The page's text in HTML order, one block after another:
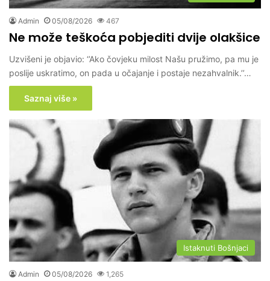
Admin 05/08/2026 467
Ne može teškoća pobjediti dvije olakšice
Uzvišeni je objavio: ‘’Ako čovjeku milost Našu pružimo, pa mu je
poslije uskratimo, on pada u očajanje i postaje nezahvalnik.’’…
Saznaj više »
Istaknuti Bošnjaci
Admin 05/08/2026 1,265